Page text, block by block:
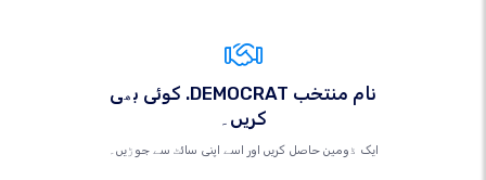
کوئی بھی .DEMOCRAT نام منتخب
کریں۔
ایک ڈومین حاصل کریں اور اسے اپنی سائٹ سے جوڑیں۔